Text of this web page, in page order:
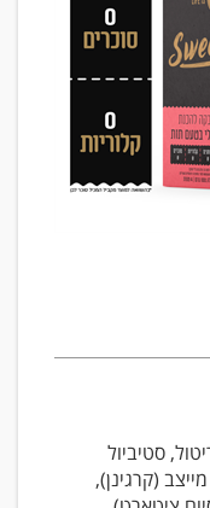
סטיביול
(קרגינן),